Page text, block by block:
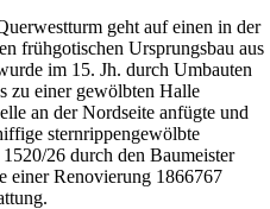
geht auf einen in der
frühgotischen Ursprungsbau aus
im 15. Jh. durch Umbauten
zu einer gewölbten Halle
an der Nordseite anfügte und
sternrippengewölbte
26 durch den Baumeister
einer Renovierung 1866767